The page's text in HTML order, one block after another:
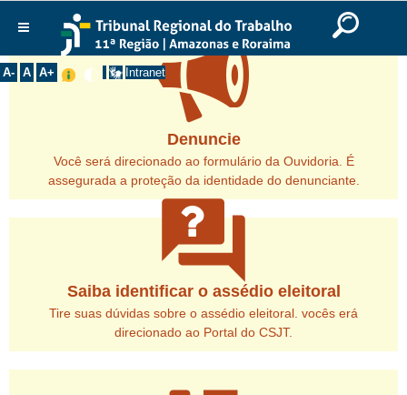
Ir para o rodapé
English
Português Español
A- A A+ Intranet
Institucional
Corregedoria
Composição
Desembargadores
Seções Especializadas
Varas do Trabalho
Juízes Manaus
Juízes Roraima
Denuncie
Você será direcionado ao formulário da Ouvidoria. É
assegurada a proteção da identidade do denunciante.
question_answer
Saiba identificar o assédio eleitoral
Tire suas dúvidas sobre o assédio eleitoral. vocês erá
direcionado ao Portal do CSJT.